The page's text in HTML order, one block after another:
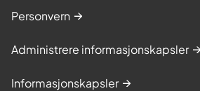
Personvern
Administrere informasjonskapsler
Informasjonskapsler